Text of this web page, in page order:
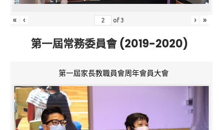
« ‹ of3 › »
第一屆常務委員會 (2019-2020)
第一屆家長教職員會周年會員大會